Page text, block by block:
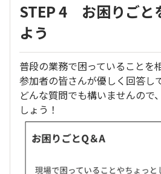
STEP 4 お困りごと
よう
普段の業務で困っていることを
参加者の皆さんが優しく回答し
どんな質問でも構いませんので
しょう！